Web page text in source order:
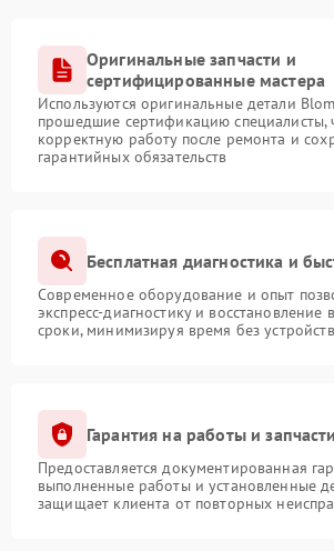
Оригинальные запчасти и
сертифицированные мастера
Используются оригинальные детали
прошедшие сертификацию специалисты,
корректную работу после ремонта и
гарантийных обязательств
Бесплатная диагностика и
Современное оборудование и опыт
экспресс-диагностику и восстановление
сроки, минимизируя время без
Гарантия на работы и запчасти
Предоставляется документированная
выполненные работы и установленные
защищает клиента от повторных